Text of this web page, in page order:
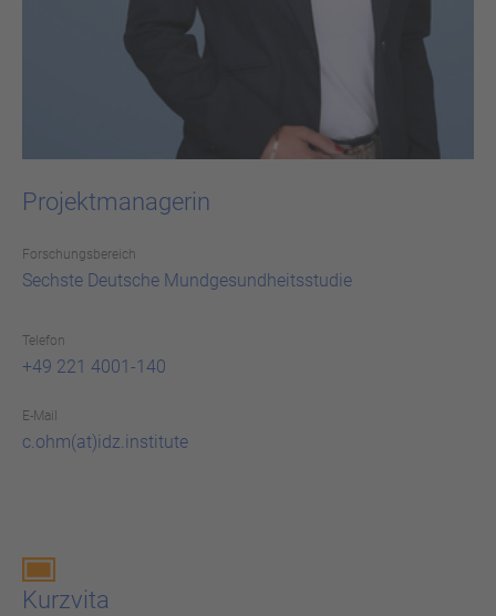
Projektmanagerin
For­schungs­be­reich
Sechs­te Deut­sche Mund­ge­sund­heits­stu­die
Telefon
+49 221 4001-140
E-Mail
c.ohm(at)idz.institute
Kurz­vi­ta